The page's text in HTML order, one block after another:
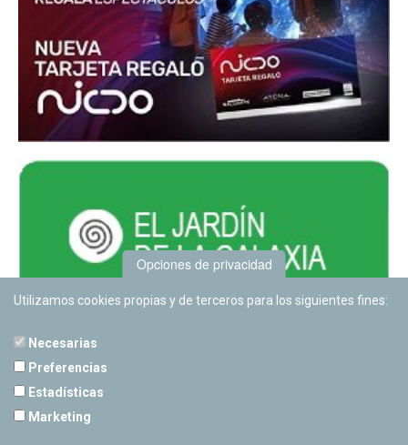
Opciones de privacidad
Utilizamos cookies propias y de terceros para los siguientes fines:
Necesarias
Preferencias
Estadísticas
Marketing